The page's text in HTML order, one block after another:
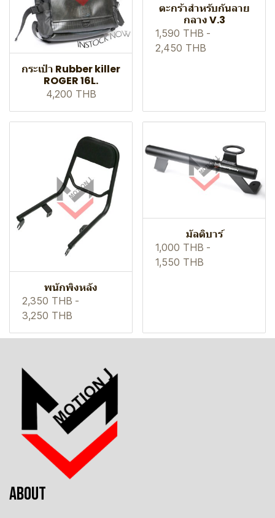
กระเป๋า Rubber killer
ROGER 16L.
4,200 THB
ตะกร้าสำหรับกันลาย
กลาง V.3
1,590 THB -
2,450 THB
พนักพิงหลัง
2,350 THB -
3,250 THB
มัลติบาร์
1,000 THB -
1,550 THB
ABOUT